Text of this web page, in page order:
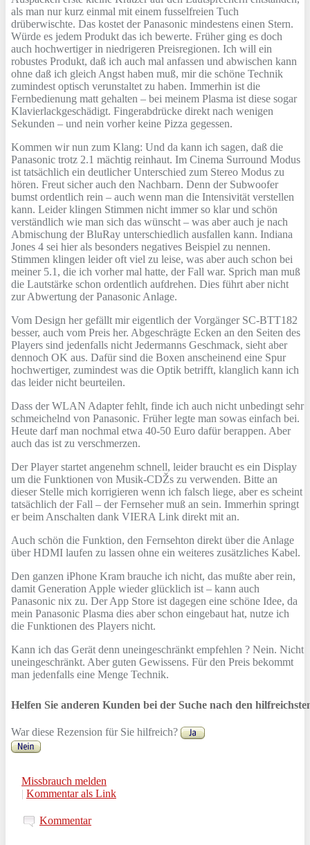
als man nur kurz einmal mit einem fusselfreien Tuch
drüberwischte. Das kostet der Panasonic mindestens einen Stern.
Würde es jedem Produkt das ich bewerte. Früher ging es doch
auch hochwertiger in niedrigeren Preisregionen. Ich will ein
robustes Produkt, daß ich auch mal anfassen und abwischen kann
ohne daß ich gleich Angst haben muß, mir die schöne Technik
zumindest optisch verunstaltet zu haben. Immerhin ist die
Fernbedienung matt gehalten – bei meinem Plasma ist diese sogar
Klavierlackgeschädigt. Fingerabdrücke direkt nach wenigen
Sekunden – und nein vorher keine Pizza gegessen.
Kommen wir nun zum Klang: Und da kann ich sagen, daß die
Panasonic trotz 2.1 mächtig reinhaut. Im Cinema Surround Modus
ist tatsächlich ein deutlicher Unterschied zum Stereo Modus zu
hören. Freut sicher auch den Nachbarn. Denn der Subwoofer
bumst ordentlich rein – auch wenn man die Intensivität verstellen
kann. Leider klingen Stimmen nicht immer so klar und schön
verständlich wie man sich das wünscht – was aber auch je nach
Abmischung der BluRay unterschiedlich ausfallen kann. Indiana
Jones 4 sei hier als besonders negatives Beispiel zu nennen.
Stimmen klingen leider oft viel zu leise, was aber auch schon bei
meiner 5.1, die ich vorher mal hatte, der Fall war. Sprich man muß
die Lautstärke schon ordentlich aufdrehen. Dies führt aber nicht
zur Abwertung der Panasonic Anlage.
Vom Design her gefällt mir eigentlich der Vorgänger SC-BTT182
besser, auch vom Preis her. Abgeschrägte Ecken an den Seiten des
Players sind jedenfalls nicht Jedermanns Geschmack, sieht aber
dennoch OK aus. Dafür sind die Boxen anscheinend eine Spur
hochwertiger, zumindest was die Optik betrifft, klanglich kann ich
das leider nicht beurteilen.
Dass der WLAN Adapter fehlt, finde ich auch nicht unbedingt sehr
schmeichelnd von Panasonic. Früher legte man sowas einfach bei.
Heute darf man nochmal etwa 40-50 Euro dafür berappen. Aber
auch das ist zu verschmerzen.
Der Player startet angenehm schnell, leider braucht es ein Display
um die Funktionen von Musik-CDŽs zu verwenden. Bitte an
dieser Stelle mich korrigieren wenn ich falsch liege, aber es scheint
tatsächlich der Fall – der Fernseher muß an sein. Immerhin springt
er beim Anschalten dank VIERA Link direkt mit an.
Auch schön die Funktion, den Fernsehton direkt über die Anlage
über HDMI laufen zu lassen ohne ein weiteres zusätzliches Kabel.
Den ganzen iPhone Kram brauche ich nicht, das mußte aber rein,
damit Generation Apple wieder glücklich ist – kann auch
Panasonic nix zu. Der App Store ist dagegen eine schöne Idee, da
mein Panasonic Plasma dies aber schon eingebaut hat, nutze ich
die Funktionen des Players nicht.
Kann ich das Gerät denn uneingeschränkt empfehlen ? Nein. Nicht
uneingeschränkt. Aber guten Gewissens. Für den Preis bekommt
man jedenfalls eine Menge Technik.
Helfen Sie anderen Kunden bei der Suche nach den
War diese Rezension für Sie hilfreich?
Missbrauch melden
| Kommentar als Link
Kommentar